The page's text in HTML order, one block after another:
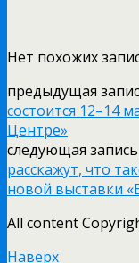
Нет похожих
предыдущая
состоится 12–14
Центре»
следующая запись
расскажут, что
новой выставки
All content
Наверх